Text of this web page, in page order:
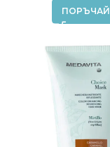
ПОРЪЧАЙ